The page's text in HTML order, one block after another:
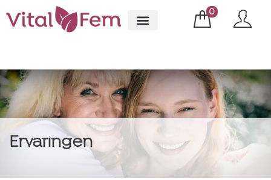
0
Ervaringen